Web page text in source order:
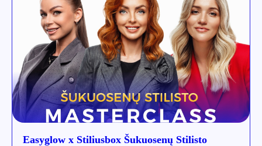
Easyglow x Stiliusbox Šukuosenų Stilisto